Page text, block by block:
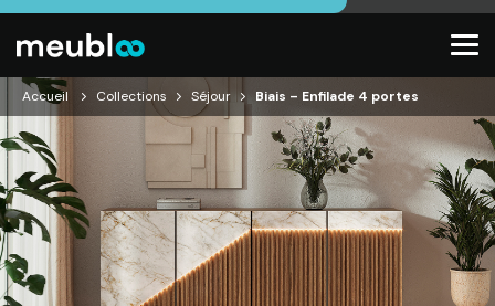
Accueil Collections Séjour Biais – Enfilade 4 portes